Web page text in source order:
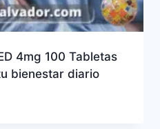
4mg 100 Tabletas
bienestar diario